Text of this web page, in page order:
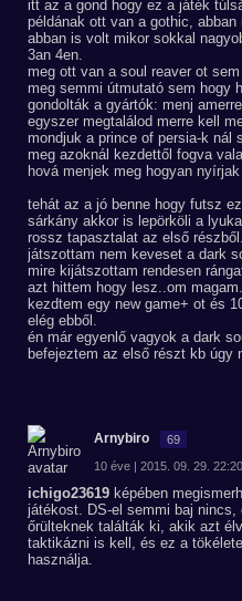
itt az a gond hogy ez a játék
példának ott van a gothic,
abban is volt mikor sokkal
3an 4en.
meg ott van a soul reaver ot
meg semmi útmutató sem hogy
gondolták a gyártók: menj
egyszer megtalálod merre kell
mondjuk a prince of persia-k nál
meg azoknál kezdettől fogva
hová menjek meg hogyan
tehát az a jó benne hogy futsz
sárkány akkor is lepörköli a
rossz tapasztalat az első részből.
játszottam nem keveset a dark
mire kijátszottam rendesen
azt hittem hogy lesz..om magam.
kezdtem egy new game+ ot és
elég ebből.
én már egyenlő vagyok a dark
befejeztem az első részt kb úgy
Arnybiro 69
10 éve | 2015. 09. 29.
ichigo23619 képében
játékost. DS-el semmi baj
őrülteknek találták ki, akik azt
taktikázni is kell, és ez a
használja.